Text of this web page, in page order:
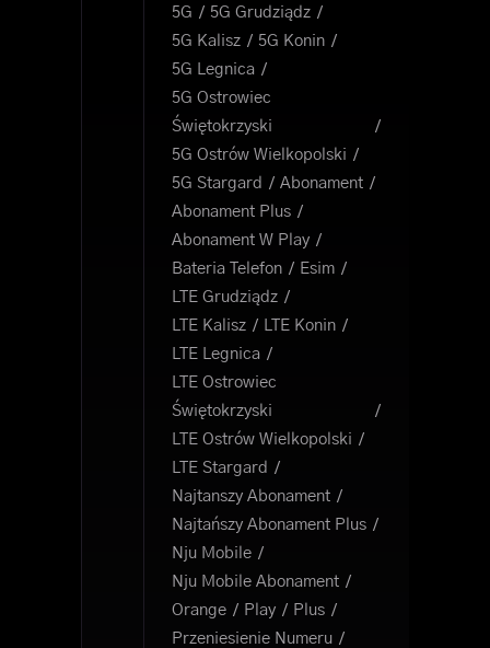
5G
5G Grudziądz
5G Kalisz
5G Konin
5G Legnica
5G Ostrowiec
Świętokrzyski
5G Ostrów Wielkopolski
5G Stargard
Abonament
Abonament Plus
Abonament W Play
Bateria Telefon
Esim
LTE Grudziądz
LTE Kalisz
LTE Konin
LTE Legnica
LTE Ostrowiec
Świętokrzyski
LTE Ostrów Wielkopolski
LTE Stargard
Najtanszy Abonament
Najtańszy Abonament Plus
Nju Mobile
Nju Mobile Abonament
Orange
Play
Plus
Przeniesienie Numeru